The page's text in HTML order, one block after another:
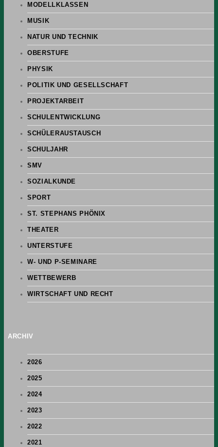
MODELLKLASSEN
MUSIK
NATUR UND TECHNIK
OBERSTUFE
PHYSIK
POLITIK UND GESELLSCHAFT
PROJEKTARBEIT
SCHULENTWICKLUNG
SCHÜLERAUSTAUSCH
SCHULJAHR
SMV
SOZIALKUNDE
SPORT
ST. STEPHANS PHÖNIX
THEATER
UNTERSTUFE
W- UND P-SEMINARE
WETTBEWERB
WIRTSCHAFT UND RECHT
ARCHIV
2026
2025
2024
2023
2022
2021